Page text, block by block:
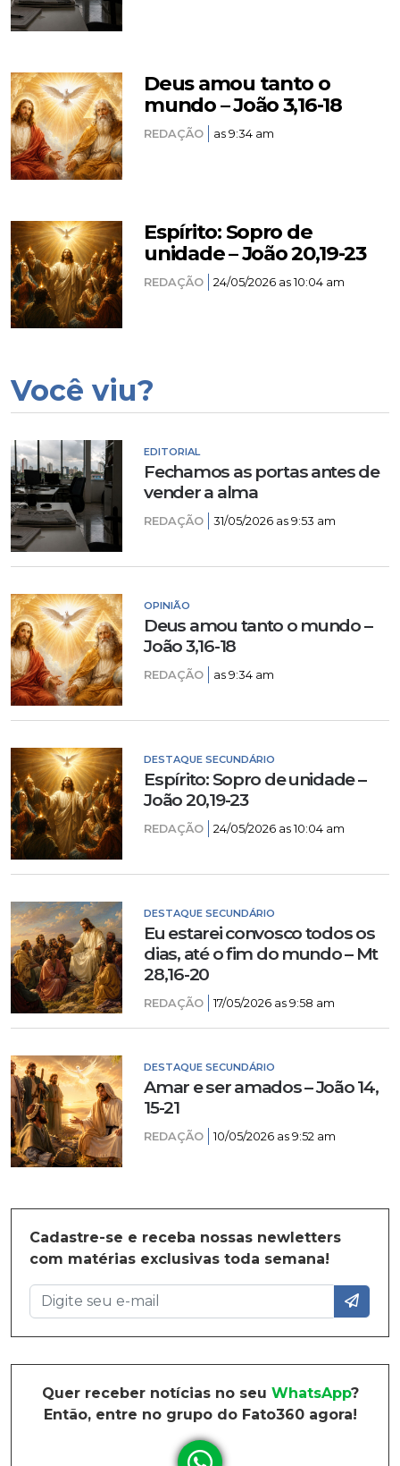
Deus amou tanto o
mundo – João 3,16-18
REDAÇÃO as 9:34 am
Espírito: Sopro de
unidade – João 20,19-23
REDAÇÃO 24/05/2026 as 10:04 am
Você viu?
EDITORIAL
Fechamos as portas antes de
vender a alma
REDAÇÃO 31/05/2026 as 9:53 am
OPINIÃO
Deus amou tanto o mundo –
João 3,16-18
REDAÇÃO as 9:34 am
DESTAQUE SECUNDÁRIO
Espírito: Sopro de unidade –
João 20,19-23
REDAÇÃO 24/05/2026 as 10:04 am
DESTAQUE SECUNDÁRIO
Eu estarei convosco todos os
dias, até o fim do mundo – Mt
28,16-20
REDAÇÃO 17/05/2026 as 9:58 am
DESTAQUE SECUNDÁRIO
Amar e ser amados – João 14,
15-21
REDAÇÃO 10/05/2026 as 9:52 am
Cadastre-se e receba nossas newletters
com matérias exclusivas toda semana!
Quer receber notícias no seu WhatsApp?
Então, entre no grupo do Fato360 agora!